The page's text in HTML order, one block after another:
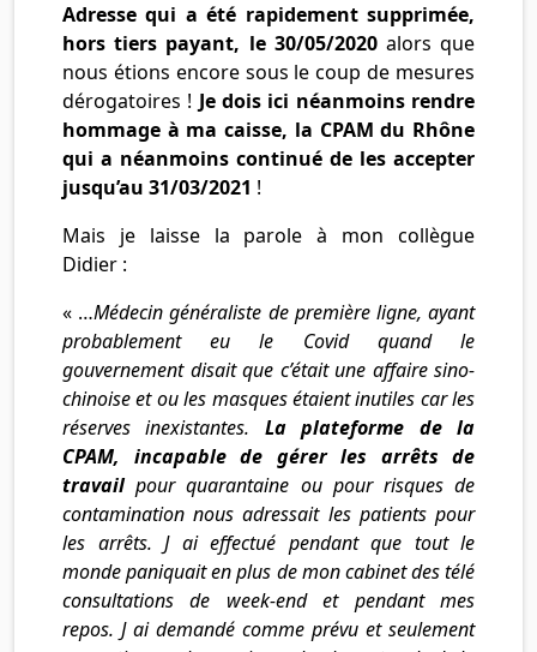
Adresse qui a été rapidement supprimée,
hors tiers payant, le 30/05/2020alors que
nous étions encore sous le coup de mesures
dérogatoires ! Je dois ici néanmoins rendre
hommage à ma caisse, la CPAM du Rhône
qui a néanmoins continué de les accepter
jusqu’au 31/03/2021 !
Mais je laisse la parole à mon collègue
Didier :
« …Médecin généraliste de première ligne, ayant
probablement eu le Covid quand le
gouvernement disait que c’était une affaire sino-
chinoise et ou les masques étaient inutiles car les
réserves inexistantes. La plateforme de la
CPAM, incapable de gérer les arrêts de
travailpour quarantaine ou pour risques de
contamination nous adressait les patients pour
les arrêts. J ai effectué pendant que tout le
monde paniquait en plus de mon cabinet des télé
consultations de week-end et pendant mes
repos. J ai demandé comme prévu et seulement